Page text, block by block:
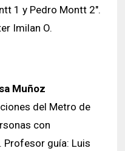
1 y Pedro Montt 2".
Imilan O.
Muñoz
del Metro de
con
Profesor guía: Luis